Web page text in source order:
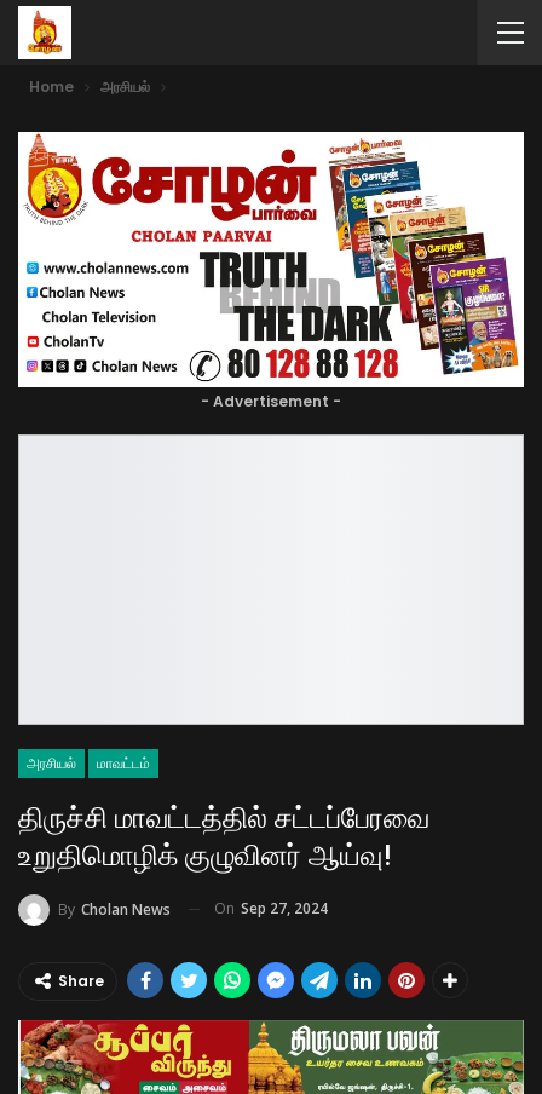
Home அரசியல்
- Advertisement -
அரசியல் மாவட்டம்
திருச்சி மாவட்டத்தில் சட்டப்பேரவை
உறுதிமொழிக் குழுவினர் ஆய்வு!
By Cholan News On Sep 27, 2024
Share